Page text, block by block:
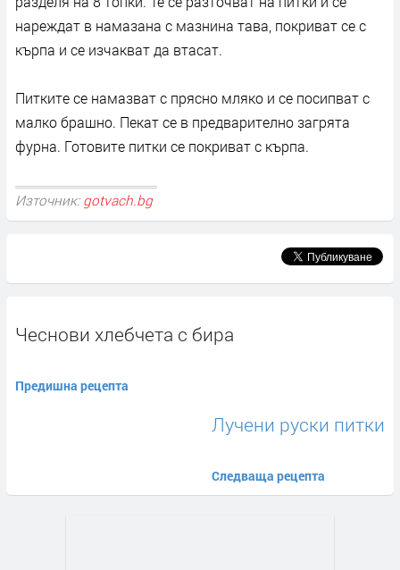
нареждат в намазана с мазнина тава, покриват се с
кърпа и се изчакват да втасат.
Питките се намазват с прясно мляко и се посипват с
малко брашно. Пекат се в предварително загрята
фурна. Готовите питки се покриват с кърпа.
Източник: gotvach.bg
Чеснови хлебчета с бира
Предишна рецепта
Лучени руски питки
Следваща рецепта